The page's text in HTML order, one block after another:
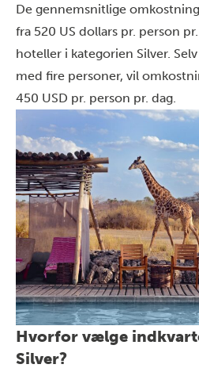
De gennemsnitlige
fra 520 US dollars pr. person
hoteller i kategorien Silver.
med fire personer, vil
450 USD pr. person pr. dag.
Hvorfor vælge
Silver?